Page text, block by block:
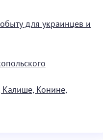
для украинцев и
Калише, Конине,